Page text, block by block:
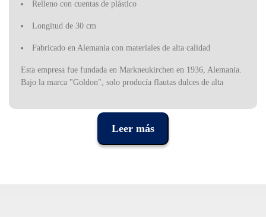
Relleno con cuentas de plástico
Longitud de 30 cm
Fabricado en Alemania con materiales de alta calidad
Esta empresa fue fundada en Markneukirchen en 1936, Alemania.
Bajo la marca "Goldon", solo producía flautas dulces de alta
incluir juguetes musicales: armónicas, cítaras, clarinetes infantiles,
castañuelas, guitarras infantiles, metalófonos, etc.
Se creó una gama extensa y colorida, dirigida a la educación
Leer más